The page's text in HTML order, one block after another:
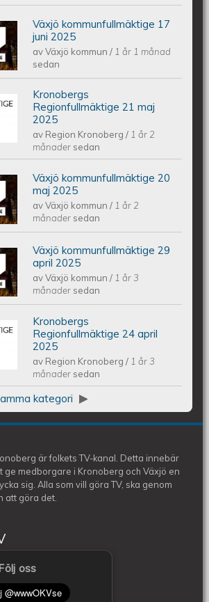
17 juni
Växjö kommunfullmäktige 17
juni 2025
avVäxjö kommun/ 1 år 1 månad
sedan
regionfullmäktige 21 maj
Kronobergs
Regionfullmäktige 21 maj
2025
av Region Kronoberg/ 1 år 2
månader sedan
20 maj
Växjö kommunfullmäktige 20
maj 2025
avVäxjö kommun/ 1 år 2
månader sedan
29 april
Växjö kommunfullmäktige 29
april 2025
avVäxjö kommun/ 1 år 3
månader sedan
regionfullmäktige 24
Kronobergs
Regionfullmäktige 24 april
2025
av Region Kronoberg/ 1 år 3
månader sedan
kategori
är folkets TV-kanal. Detta innebär
ge medborgare i Kronoberg och Växjö en
sig. Alla som vill göra TV, ska genom
att göra det.
oss